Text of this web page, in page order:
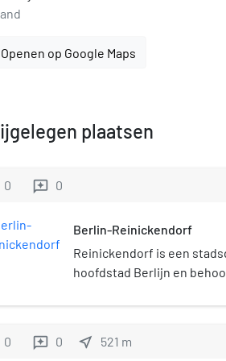
Openen op Google Maps
plaatsen
0 reviews 0
Berlin-Reinickendorf
Reinickendorf is een
hoofdstad Berlijn en
Reinickendorf.
0 reviews 0 near_me 521 m